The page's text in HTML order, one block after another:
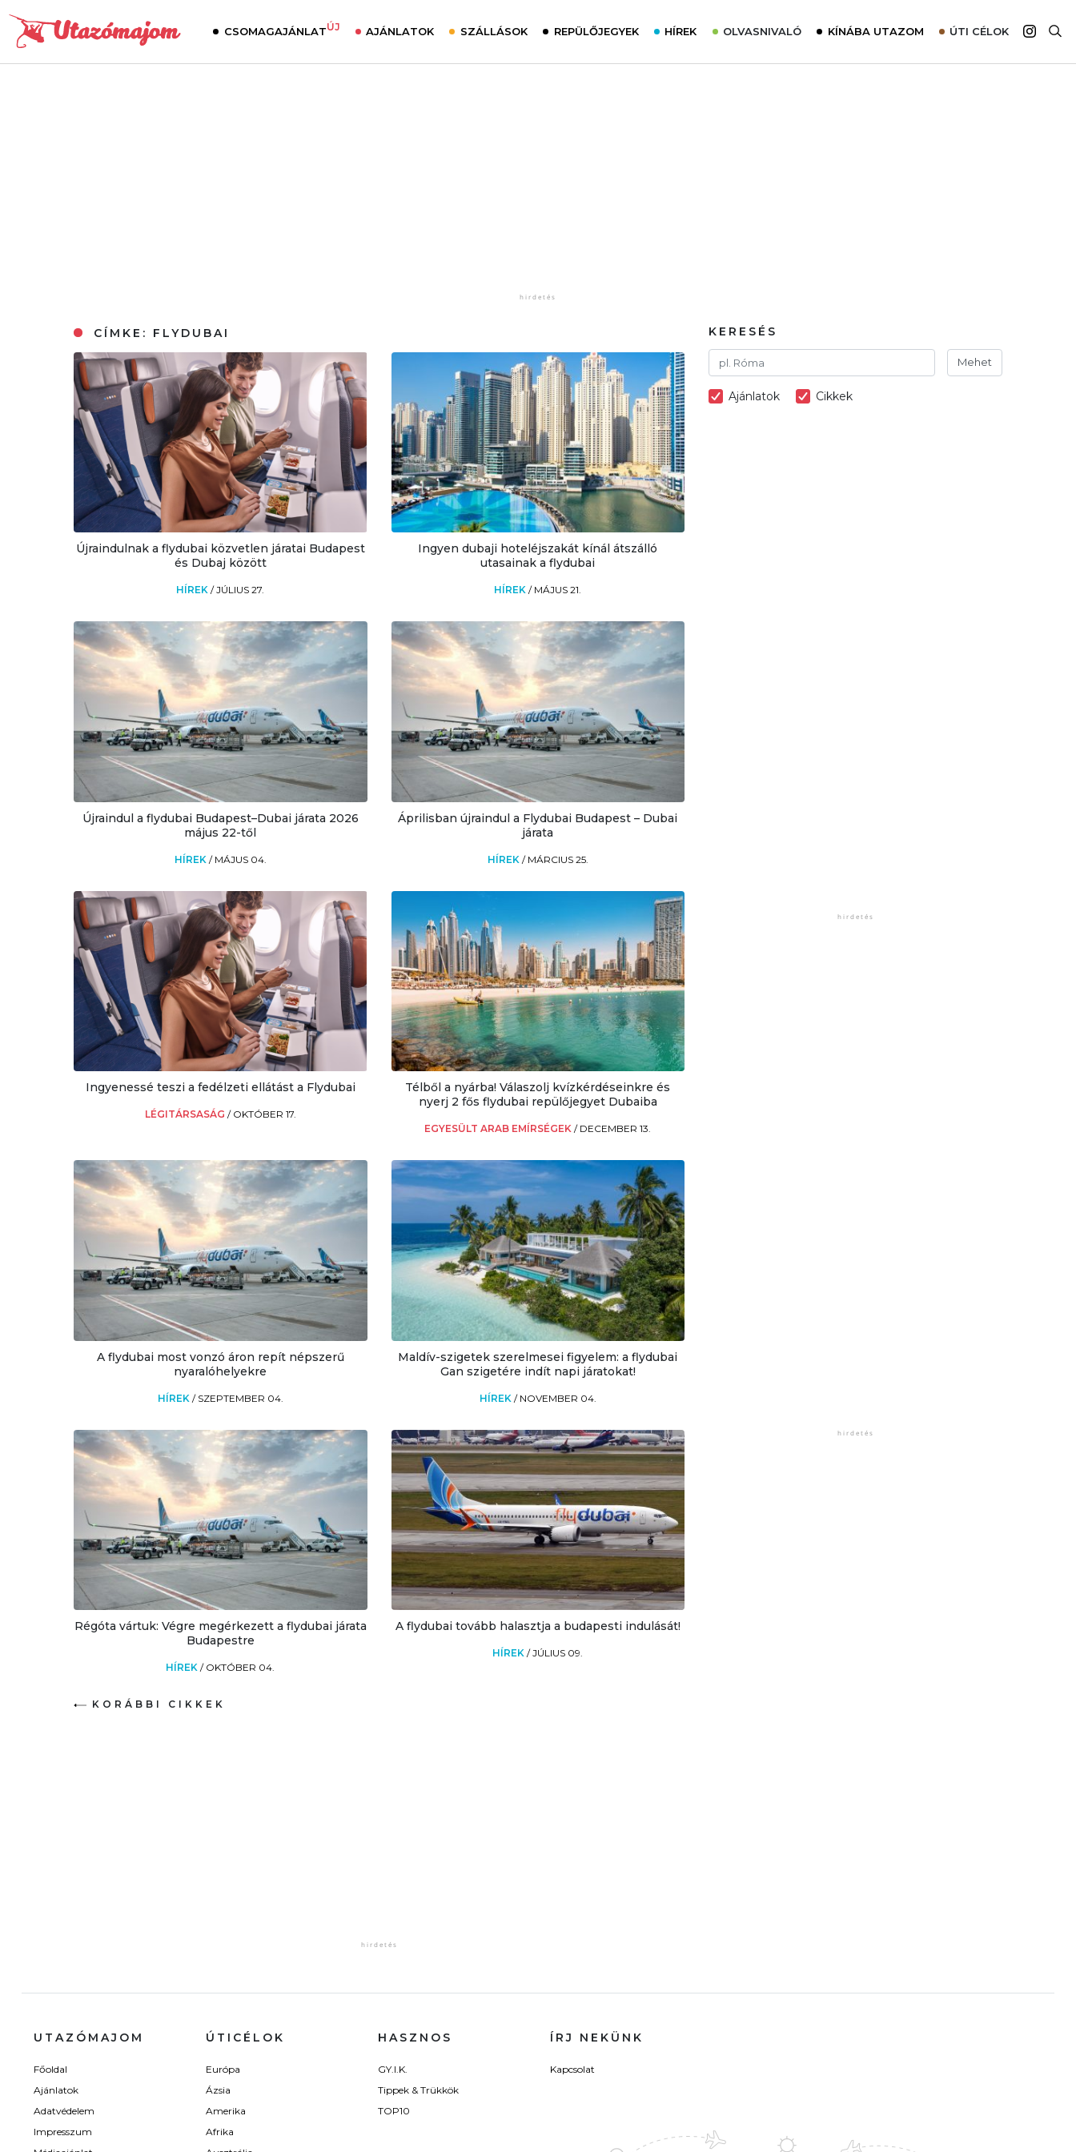
CSOMAGAJÁNLATÚJ AJÁNLATOK SZÁLLÁSOK REPÜLŐJEGYEK HÍREK OLVASNIVALÓ KÍNÁBA UTAZOM ÚTI CÉLOK
CÍMKE: FLYDUBAI
Újraindulnak a flydubai közvetlen járatai Budapest
és Dubaj között
HÍREK/JÚLIUS 27.
Ingyen dubaji hoteléjszakát kínál átszálló
utasainak a flydubai
HÍREK/ MÁJUS 21.
Újraindul a flydubai Budapest–Dubai járata 2026
május 22-től
HÍREK / MÁJUS 04.
Áprilisban újraindul a Flydubai Budapest – Dubai
járata
HÍREK / MÁRCIUS 25.
Ingyenessé teszi a fedélzeti ellátást a Flydubai
LÉGITÁRSASÁG / OKTÓBER 17.
Télből a nyárba! Válaszolj kvízkérdéseinkre és
nyerj 2 fős flydubai repülőjegyet Dubaiba
EGYESÜLT ARAB EMÍRSÉGEK/ DECEMBER 13.
A flydubai most vonzó áron repít népszerű
nyaralóhelyekre
HÍREK / SZEPTEMBER 04.
Maldív-szigetek szerelmesei figyelem: a flydubai
Gan szigetére indít napi járatokat!
HÍREK / NOVEMBER 04.
Régóta vártuk: Végre megérkezett a flydubai járata
Budapestre
HÍREK/ OKTÓBER 04.
A flydubai tovább halasztja a budapesti indulását!
HÍREK/JÚLIUS 09.
KORÁBBI CIKKEK
KERESÉS
Mehet
Ajánlatok Cikkek
UTAZÓMAJOM
Főoldal
Ajánlatok
Adatvédelem
Impresszum
ÚTICÉLOK
Európa
Ázsia
Amerika
Afrika
HASZNOS
GY.I.K.
Tippek & Trükkök
TOP10
ÍRJ NEKÜNK
Kapcsolat